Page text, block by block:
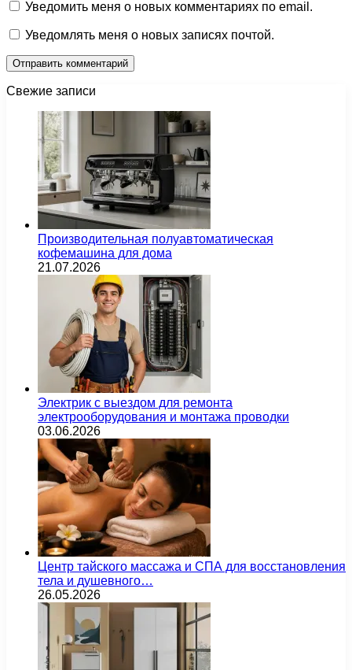
Уведомить меня о новых комментариях по email.
Уведомлять меня о новых записях почтой.
Свежие записи
Производительная полуавтоматическая
кофемашина для дома
21.07.2026
Электрик с выездом для ремонта
электрооборудования и монтажа проводки
03.06.2026
Центр тайского массажа и СПА для восстановления
тела и душевного…
26.05.2026